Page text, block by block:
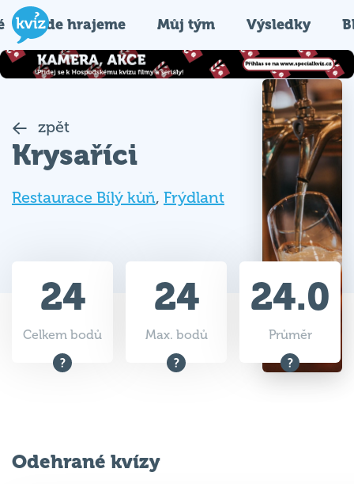
Kde hrajeme Můj tým Výsledky
zpět
Krysaříci
Restaurace Bílý kůň, Frýdlant
24
Celkem bodů
24
Max. bodů
24.0
Průměr
Odehrané kvízy